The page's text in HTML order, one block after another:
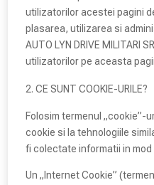
utilizatorilor acestei pagini
plasarea, utilizarea si
AUTO LYN DRIVE MILITARI
utilizatorilor pe aceasta
CE SUNT COOKIE-URILE?
Folosim termenul „cookie”-
cookie si la tehnologiile
fi colectate informatii in mod
Un „Internet Cookie”